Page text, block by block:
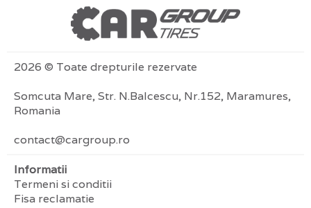
2026 © Toate drepturile rezervate
Somcuta Mare, Str. N.Balcescu, Nr.152, Maramures,
Romania
contact@cargroup.ro
Informatii
Termeni si conditii
Fisa reclamatie